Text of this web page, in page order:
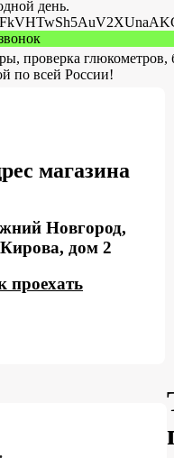
день.
проверка глюкометров,
по всей России!
магазина
Новгород,
дом 2
проехать